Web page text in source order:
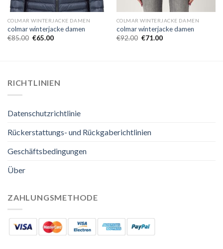
COLMAR WINTERJACKE DAMEN
colmar winterjacke damen
€85.00 €65.00
COLMAR WINTERJACKE DAMEN
colmar winterjacke damen
€92.00 €71.00
RICHTLINIEN
Datenschutzrichtlinie
Rückerstattungs- und Rückgaberichtlinien
Geschäftsbedingungen
Über
ZAHLUNGSMETHODE